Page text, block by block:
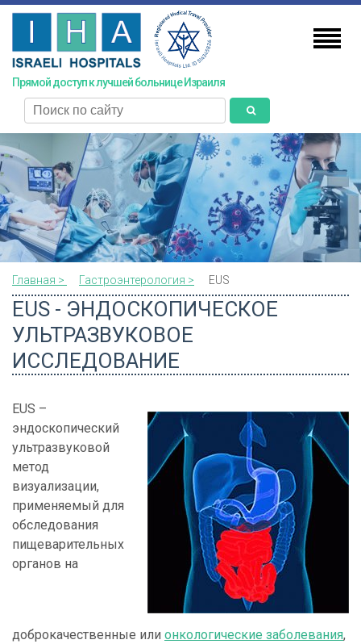
Skip
main
content
Прямой доступ к лучшей больнице Израиля
поиск
Главная > Гастроэнтерология > EUS
EUS - ЭНДОСКОПИЧЕСКОЕ
УЛЬТРАЗВУКОВОЕ
ИССЛЕДОВАНИЕ
EUS –
эндоскопический
ультразвуковой
метод
визуализации,
применяемый для
обследования
пищеварительных
органов на
доброкачественные или онкологические заболевания,